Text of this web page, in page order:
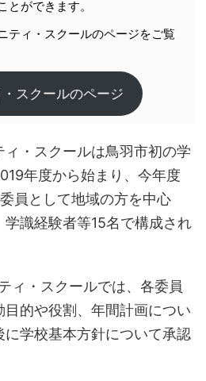
とができます。
ティ・スクールのページをご覧
スクールのページ
・スクールは鳥羽市初の学
年度から始まり、今年度
員として地域の方を中心
識経験者等15名で構成され
ィ・スクールでは、各委員
的や役割、年間計画につい
学校基本方針について承認